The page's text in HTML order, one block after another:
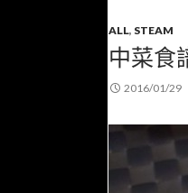
ALL, STEAM
中菜食
2016/01/29